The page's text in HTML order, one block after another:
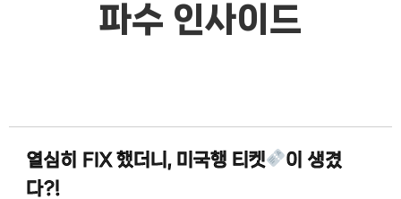
파수 인사이드
열심히 FIX 했더니, 미국행 티켓
이 생겼
다?!